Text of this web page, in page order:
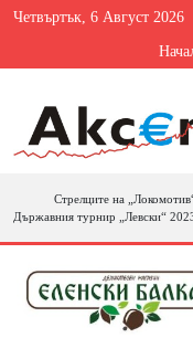
Четвъртък, 6 Август 2026
Стрелците на
Държавния турнир „Левски“